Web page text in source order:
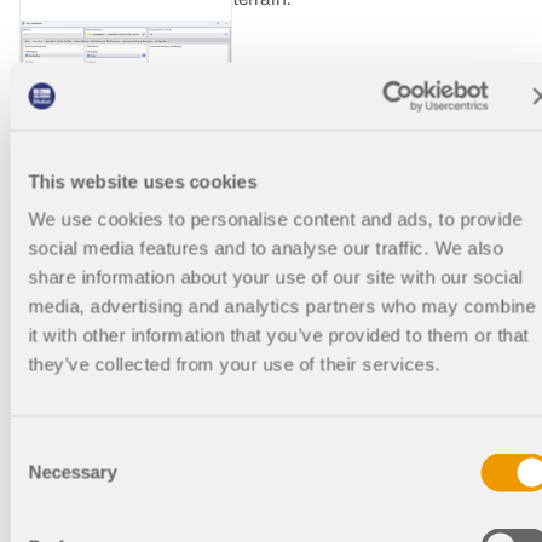
This website uses cookies
We use cookies to personalise content and ads, to provide
social media features and to analyse our traffic. We also
share information about your use of our site with our social
media, advertising and analytics partners who may combine
it with other information that you’ve provided to them or that
they’ve collected from your use of their services.
Selection
Necessary
Construction en béton
précontraint
Types de barre «
Toron » et « Barre
d’armatures »
avec